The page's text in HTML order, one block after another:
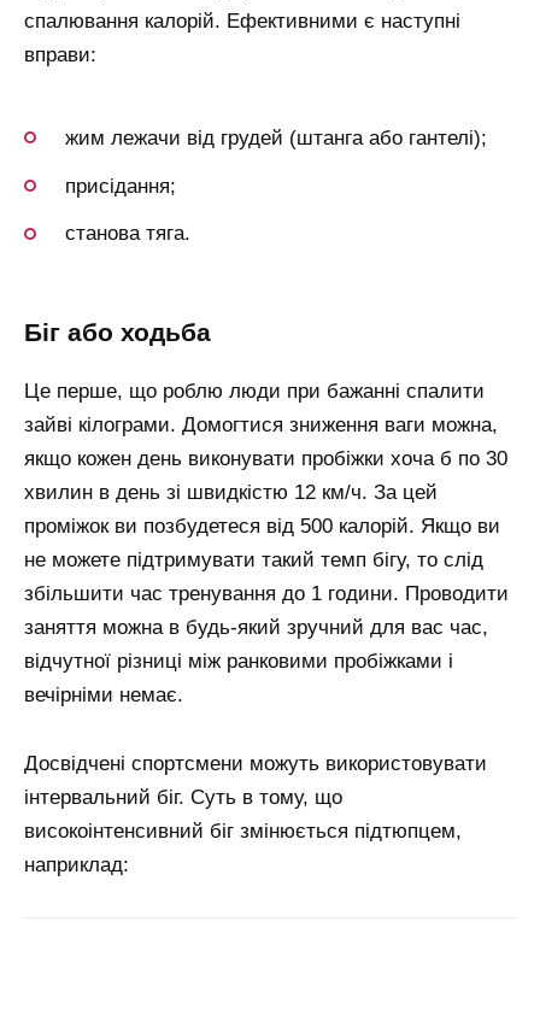
спалювання калорій. Ефективними є наступні
вправи:
жим лежачи від грудей (штанга або гантелі);
присідання;
станова тяга.
біг або ходьба
Це перше, що роблю люди при бажанні спалити
зайві кілограми. Домогтися зниження ваги можна,
якщо кожен день виконувати пробіжки хоча б по 30
хвилин в день зі швидкістю 12 км/ч. За цей
проміжок ви позбудетеся від 500 калорій. Якщо ви
не можете підтримувати такий темп бігу, то слід
збільшити час тренування до 1 години. Проводити
заняття можна в будь-який зручний для вас час,
відчутної різниці між ранковими пробіжками і
вечірніми немає.
Досвідчені спортсмени можуть використовувати
інтервальний біг. Суть в тому, що
високоінтенсивний біг змінюється підтюпцем,
наприклад: